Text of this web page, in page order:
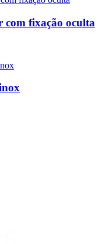
com fixação oculta